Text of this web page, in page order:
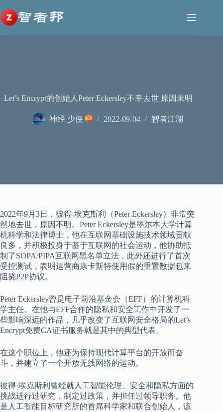
至
内
容
Let’s Encrypt的创始人Peter Eckersley不幸去世 原因未明
神经 少侠 2022-09-04 智者江湖
2022年9月3日，彼得-埃克斯利（Peter Eckersley）非常突
然地去世，原因不明。Peter Eckersley是墨尔本大学计算
机科学和法律博士，他在互联网基础设施技术领域贡献
良多，并积极投身于基于互联网的社会运动，他协助抵
制了SOPA/PIPA互联网黑名单立法，此外还进行了首次
受控测试，表明运营商康卡斯特使用假的重置数据包来
阻挠P2P协议。
Peter Eckersley曾是电子前沿基金会（EFF）的计算机科
学主任。在他与EFF合作的隐私和安全工作中开发了一
些影响深远的作品，几乎改变了互联网安全格局的Let’s
Encrypt免费CA证书服务就是其中的典型代表。
在这个职位上，他还为保持现代计算平台的开放而奋
斗，并建立了一个开放无线网络的运动。
彼得·埃克斯利曾经就人工智能伦理、安全和隐私方面的
挑战进行过研究，制定过政策，并担任过领导职务。他
是人工智能目标研究所的首席科学家和联合创始人，该